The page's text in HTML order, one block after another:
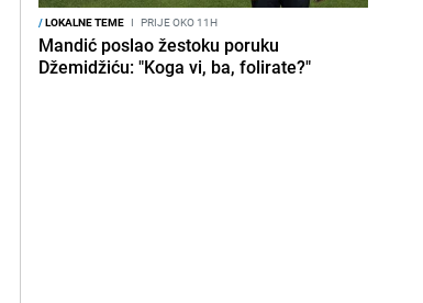
/LOKALNE TEME I PRIJE OKO 11H
Mandić poslao žestoku poruku
Džemidžiću: "Koga vi, ba, folirate?"